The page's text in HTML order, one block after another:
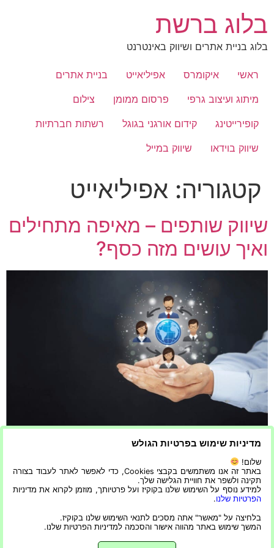
לתוכן
בלוג ברשת
בלוג בניית אתרים ושיווק באינטרנט
ראשי איקומרס אפיליאייט
בניית אתרים
מיתוג ועיצוב גרפי
פרסום ממומן
צילום
קופירייטינג
קידום אורגני בגוגל
רשתות חברתיות
שיווק בוידאו
שיווק במייל
קטגוריה: אפיליאייט
שיווק שותפים – מאיפה מתחילים
ואיך עושים מזה כסף?
שיווק שותפים – אם אתה תוהה לגבי שיווק שותפים וכיצד
להתחיל, הצעד הראשון הוא להיות באמת שותף. מדריך זה הוא
מדריך שלב אחר שלב כיצד התחלתי והרווחתי כסף משיווק
שותפים. היום אני חולק כמה טיפים מועילים לגבי תוכניות
השותפים הטובות ביותר שיכולות להרוויח כסף איתך, כמו גם
כמה מאתרי השותפים הפופולריים ביותר שיכולים לעזור לך […]
מדיניות שימוש בפרטיות הגולש
שלום!
באתר זה אנו משתמשים בקבצי Cookies, כדי לאפשר לאתר לעבוד בצורה
תקינה ולשפר את חוויית הגלישה שלך.
למידע נוסף על השימוש שלנו בקוקיז ועל פרטיותך, מוזמן לקרוא את מדיניות
הפרטיות שלנו.
בלחיצה על "מאשר" אתה מסכים לתנאי השימוש שלנו בקוקיז.
המשך שימוש באתר מהווה אישור והסכמה למדיניות הפרטיות שלנו.